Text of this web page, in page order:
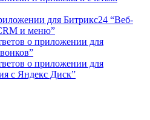
для Битрикс24 “Веб-
и меню”
о приложении для
о приложении для
с Яндекс Диск”